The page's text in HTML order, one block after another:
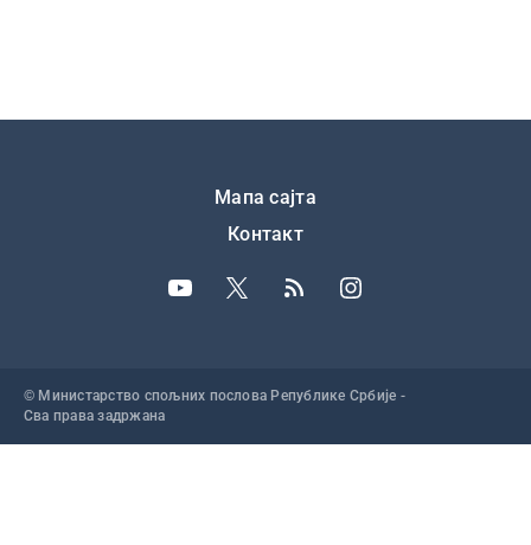
Мапа сајта
Контакт
© Министарство спољних послова Републике Србије -
Сва права задржана